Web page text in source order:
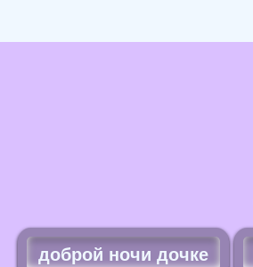
доброй ночи дочке